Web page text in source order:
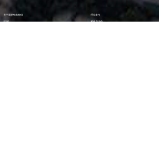
关于圆梦钱包数码 理论著作
ESG 资讯与活动